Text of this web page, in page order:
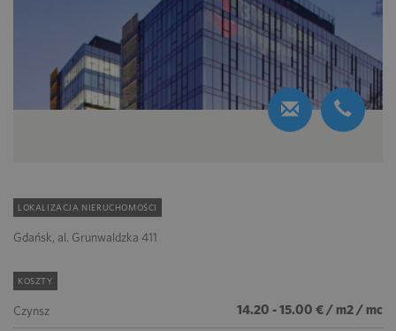
LOKALIZACJA NIERUCHOMOŚCI
Gdańsk, al. Grunwaldzka 411
KOSZTY
Czynsz 14.20 - 15.00 € / m2 / mc